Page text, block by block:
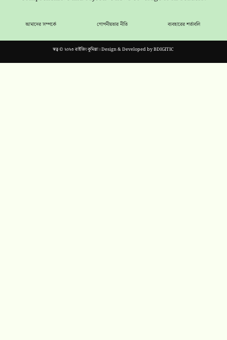
আমাদের সম্পর্কে গোপনীয়তার নীতি ব্যবহারের শর্তাবলি
স্বত্ব © ২০২৩ রাইজিং কুমিল্লা। Design & Developed byBDIGITIC